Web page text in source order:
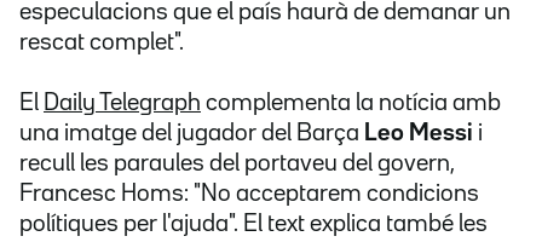
especulacions que el país haurà de demanar un
rescat complet".
El Daily Telegraph complementa la notícia amb
una imatge del jugador del Barça Leo Messi i
recull les paraules del portaveu del govern,
Francesc Homs: "No acceptarem condicions
polítiques per l'ajuda". El text explica també les